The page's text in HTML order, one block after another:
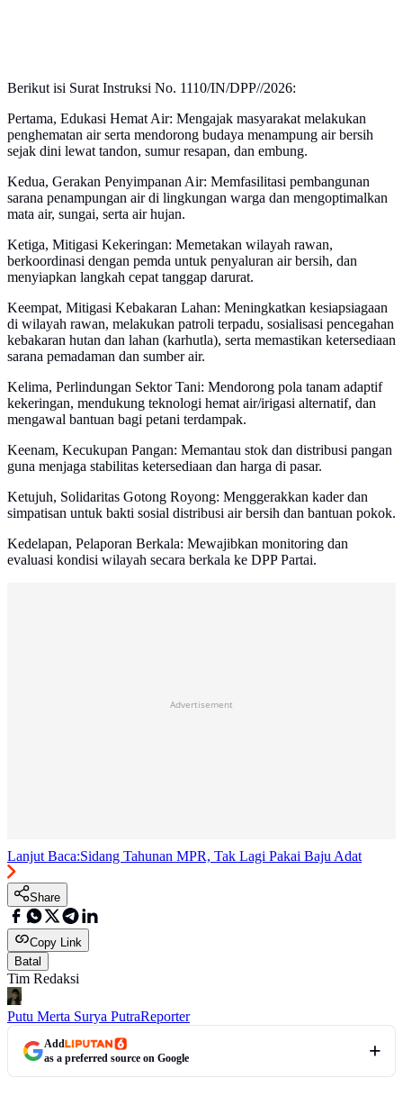
Berikut isi Surat Instruksi No. 1110/IN/DPP//2026:
Pertama, Edukasi Hemat Air: Mengajak masyarakat melakukan
penghematan air serta mendorong budaya menampung air bersih
sejak dini lewat tandon, sumur resapan, dan embung.
Kedua, Gerakan Penyimpanan Air: Memfasilitasi pembangunan
sarana penampungan air di lingkungan warga dan mengoptimalkan
mata air, sungai, serta air hujan.
Ketiga, Mitigasi Kekeringan: Memetakan wilayah rawan,
berkoordinasi dengan pemda untuk penyaluran air bersih, dan
menyiapkan langkah cepat tanggap darurat.
Keempat, Mitigasi Kebakaran Lahan: Meningkatkan kesiapsiagaan
di wilayah rawan, melakukan patroli terpadu, sosialisasi pencegahan
kebakaran hutan dan lahan (karhutla), serta memastikan ketersediaan
sarana pemadaman dan sumber air.
Kelima, Perlindungan Sektor Tani: Mendorong pola tanam adaptif
kekeringan, mendukung teknologi hemat air/irigasi alternatif, dan
mengawal bantuan bagi petani terdampak.
Keenam, Kecukupan Pangan: Memantau stok dan distribusi pangan
guna menjaga stabilitas ketersediaan dan harga di pasar.
Ketujuh, Solidaritas Gotong Royong: Menggerakkan kader dan
simpatisan untuk bakti sosial distribusi air bersih dan bantuan pokok.
Kedelapan, Pelaporan Berkala: Mewajibkan monitoring dan
evaluasi kondisi wilayah secara berkala ke DPP Partai.
Advertisement
Lanjut Baca:Sidang Tahunan MPR, Tak Lagi Pakai Baju Adat
Share
Copy Link
Batal
Tim Redaksi
Putu Merta Surya PutraReporter
Add
as a preferred source on Google